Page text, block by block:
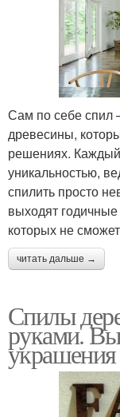
Сам по себе спил
древесины,
решениях. Каждый
уникальностью,
спилить просто
выходят
которых не
читать дальше →
Спилы
руками.